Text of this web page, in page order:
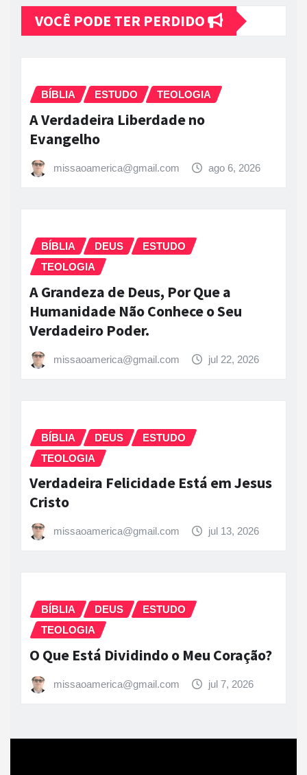
VOCÊ PODE TER PERDIDO
BÍBLIA ESTUDO TEOLOGIA
A Verdadeira Liberdade no
Evangelho
missaoamerica@gmail.com ago 6, 2026
BÍBLIA DEUS
ESTUDO
TEOLOGIA
A Grandeza de Deus, Por Que a
Humanidade Não Conhece o Seu
Verdadeiro Poder.
missaoamerica@gmail.com jul 22, 2026
BÍBLIA DEUS
ESTUDO
TEOLOGIA
Verdadeira Felicidade Está em Jesus
Cristo
missaoamerica@gmail.com jul 13, 2026
BÍBLIA DEUS
ESTUDO
TEOLOGIA
O Que Está Dividindo o Meu Coração?
missaoamerica@gmail.com jul 7, 2026